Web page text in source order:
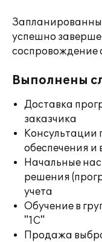
успешно
соспровождение
Выполнены
Доставка
заказчика
Консультации
обеспечения и
Начальные
решения
учета
Обучение в
"1С"
Продажа